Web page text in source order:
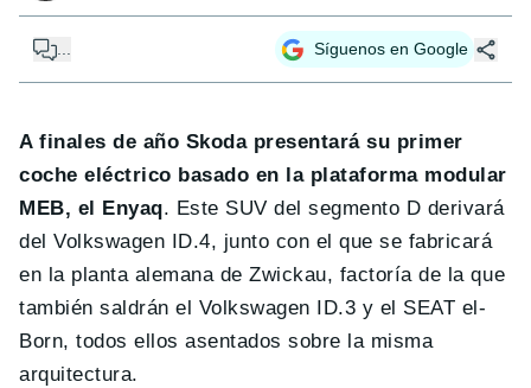
... Síguenos en Google
A finales de año Skoda presentará su primer
coche eléctrico basado en la plataforma modular
MEB, el Enyaq. Este SUV del segmento D derivará
del Volkswagen ID.4, junto con el que se fabricará
en la planta alemana de Zwickau, factoría de la que
también saldrán el Volkswagen ID.3 y el SEAT el-
Born, todos ellos asentados sobre la misma
arquitectura.